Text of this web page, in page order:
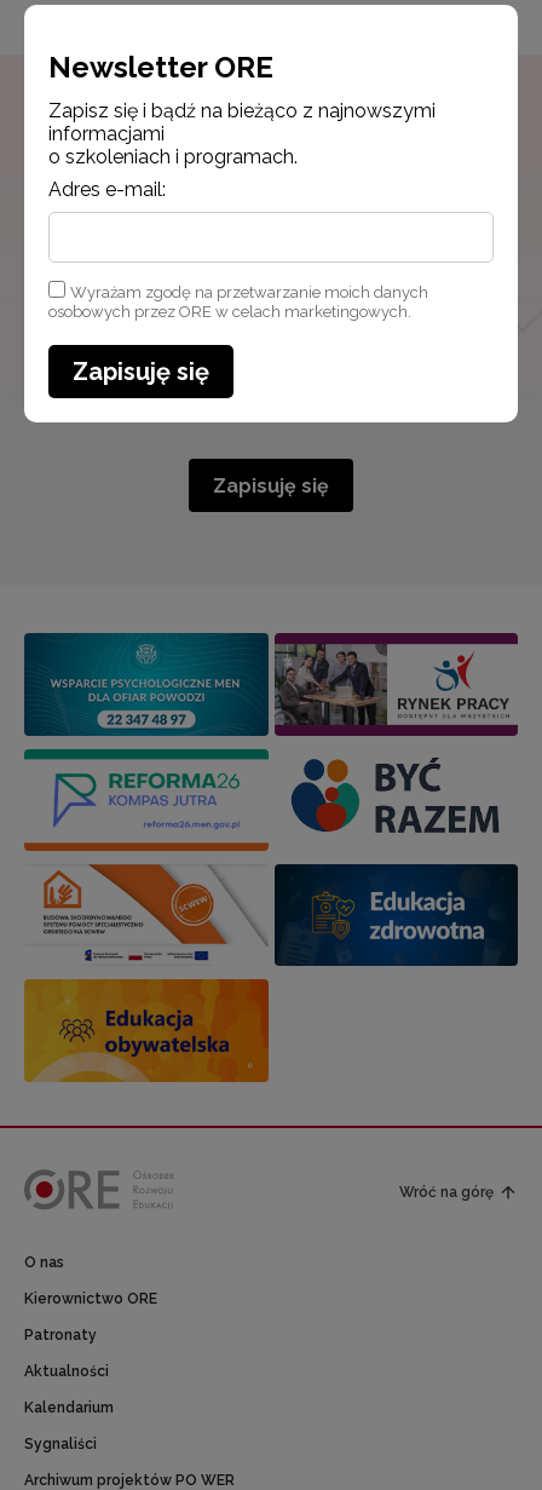
Newsletter ORE
Zapisz się i bądź na bieżąco z najnowszymi
Adres e-mail:
Wyrażam zgodę na przetwarzanie moich danych osobowych
Zapisuję się
Wróć na górę
O nas
Kierownictwo ORE
Patronaty
Aktualności
Kalendarium
Sygnaliści
Archiwum projektów PO WER
Newsletter ORE
Zapisz się i bądź na bieżąco z najnowszymi
informacjami
o szkoleniach i programach.
Adres e-mail:
Wyrażam zgodę na przetwarzanie moich danych
osobowych przez ORE w celach marketingowych.
Zapisuję się